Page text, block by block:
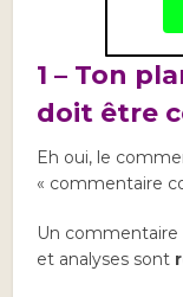
1 – Ton
doit être
Eh oui, le
« commentaire
Un
et analyses sont